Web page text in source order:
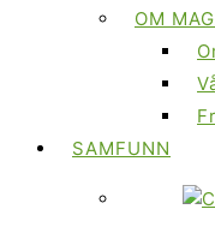
OM
SAMFUNN